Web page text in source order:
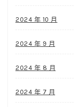
2024 年 10 月
2024 年 9 月
2024 年 8 月
2024 年 7 月